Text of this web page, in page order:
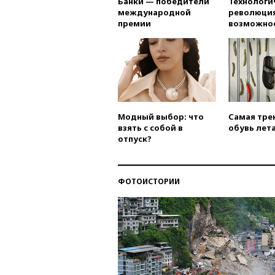
международной
премии
Модный выбор: что
взять с собой в
отпуск?
Самая
обувь
ФОТОИСТОРИИ